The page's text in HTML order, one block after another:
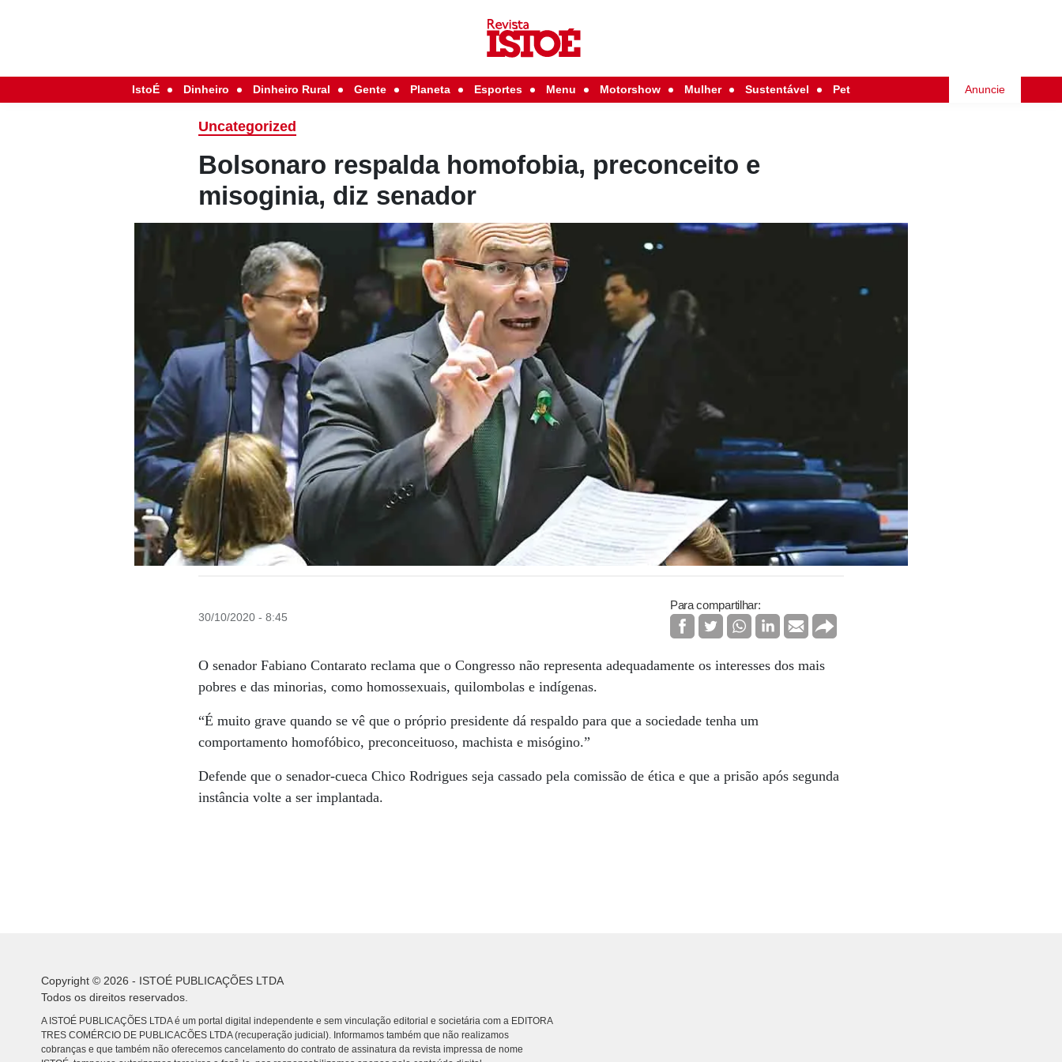
IstoÉ Dinheiro Dinheiro Rural Gente Planeta Esportes Menu Motorshow Mulher Sustentável Pet Anuncie
Uncategorized
Bolsonaro respalda homofobia, preconceito e
misoginia, diz senador
30/10/2020 - 8:45
Para compartilhar:
O senador Fabiano Contarato reclama que o Congresso não representa adequadamente os interesses dos mais
pobres e das minorias, como homossexuais, quilombolas e indígenas.
“É muito grave quando se vê que o próprio presidente dá respaldo para que a sociedade tenha um
comportamento homofóbico, preconceituoso, machista e misógino.”
Defende que o senador-cueca Chico Rodrigues seja cassado pela comissão de ética e que a prisão após segunda
instância volte a ser implantada.
Copyright © 2026 - ISTOÉ PUBLICAÇÕES LTDA
Todos os direitos reservados.
A ISTOÉ PUBLICAÇÕES LTDA é um portal digital independente e sem vinculação editorial e societária com a EDITORA
TRES COMÉRCIO DE PUBLICACÕES LTDA (recuperação judicial). Informamos também que não realizamos
cobranças e que também não oferecemos cancelamento do contrato de assinatura da revista impressa de nome